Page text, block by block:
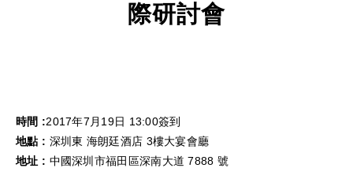
際研討會
時間 :2017年7月19日 13:00簽到
地點 : 深圳東 海朗廷酒店 3樓大宴會廳
地址 : 中國深圳市福田區深南大道 7888 號